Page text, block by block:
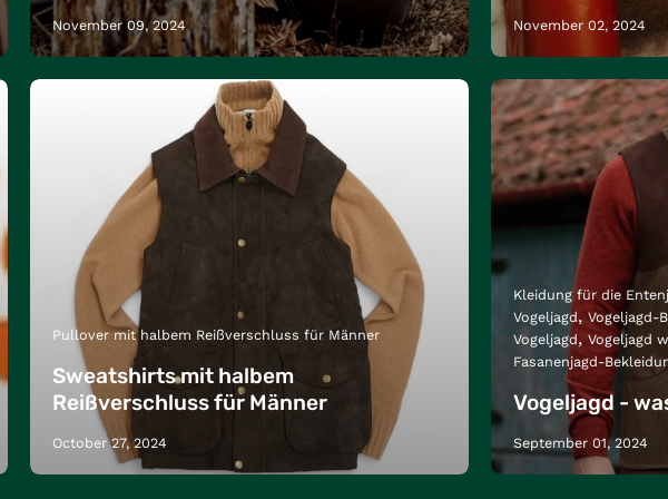
November 09, 2024 November 02, 2024
Pullover mit halbem Reißverschluss für Männer
Sweatshirts mit halbem
Reißverschluss für Männer
October 27, 2024
Kleidung für die
Vogeljagd
Vogeljagd-
Vogeljagd
Vogeljagd
Fasanenjagd-
Vogeljagd -
September 01, 2024